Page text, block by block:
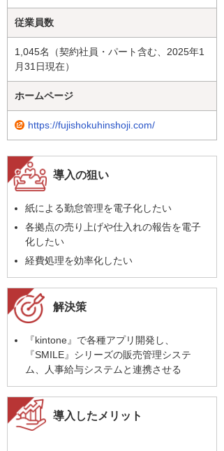
従業員数
1,045名（契約社員・パート含む、2025年1
月31日現在）
ホームページ
https://fujishokuhinshoji.com/
導入の狙い
紙による勤怠管理を電子化したい
各拠点の売り上げや仕入れの報告を電子
化したい
経費処理を効率化したい
解決策
『kintone』で各種アプリ開発し、
『SMILE』シリーズの販売管理システ
ム、人事給与システムと連携させる
導入したメリット